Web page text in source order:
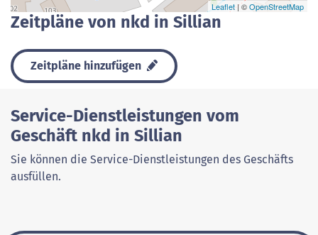
Leaflet| ©OpenStreetMap
Zeitpläne von nkd in Sillian
Zeitpläne hinzufügen
Service-Dienstleistungen vom
Geschäft nkd in Sillian
Sie können die Service-Dienstleistungen des Geschäfts
ausfüllen.